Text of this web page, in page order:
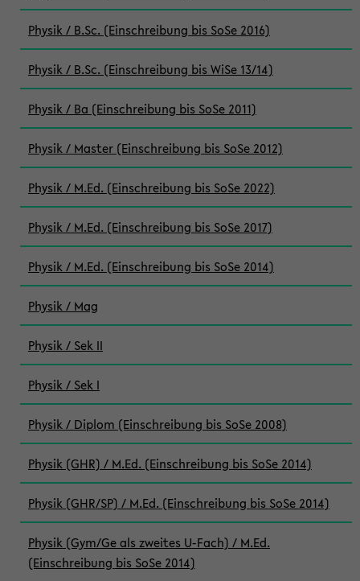
Physik / B.Sc. (Einschreibung bis SoSe 2016)
Physik / B.Sc. (Einschreibung bis WiSe 13/14)
Physik / Ba (Einschreibung bis SoSe 2011)
Physik / Master (Einschreibung bis SoSe 2012)
Physik / M.Ed. (Einschreibung bis SoSe 2022)
Physik / M.Ed. (Einschreibung bis SoSe 2017)
Physik / M.Ed. (Einschreibung bis SoSe 2014)
Physik / Mag
Physik / Sek II
Physik / Sek I
Physik / Diplom (Einschreibung bis SoSe 2008)
Physik (GHR) / M.Ed. (Einschreibung bis SoSe 2014)
Physik (GHR/SP) / M.Ed. (Einschreibung bis SoSe 2014)
Physik (Gym/Ge als zweites U-Fach) / M.Ed.
(Einschreibung bis SoSe 2014)